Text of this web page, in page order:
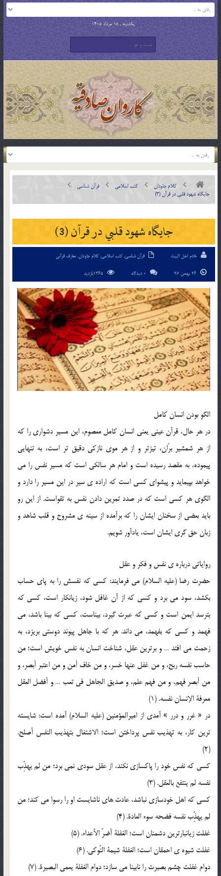
یکشنبه , 18 مرداد 1405
کلام جاودان کتب اسلامی
قرآن شناسی
جايگاه شهود قلبي در قرآن (3)
جايگاه شهود قلبي در قرآن (3)
خادم اهل البیت قرآن شناسی,کتب اسلامی,کلام جاودان, معارف قرآنی
0 دیدگاه
الگو بودن انسان کامل
در هر حال، قرآن عيني يعني انسان کامل معصوم، اين مسير دشواري را که
از هر شمشير برّان، تيزتر و از هر موي نازکي دقيق تر است، به تنهايي
پيموده، به مقصد رسيده است و امام هر سالکي است که مسير نفس را مي
خواهد بپيمايد و پيشواي کسي است که اراده ي سير در اين مسير را دارد و
الگوي هر کسي است که در صدد تمرين دادن نفس به تقواست. از اين رو
بايد بعضي از سخنان ايشان را که برآمده از سينه ي مشروح و قلب شاهد و
زبان حق گري ايشان است، يادآور شويم.
رواياتي درباره ي نفس و فکر و عقل
حضرت رضا (عليه السلام) مي فرمايند: کسي که نفسش را به پاي حساب
بکشد، سود مي برد و کسي که از آن غافل شود، زيانکار است، کسي که
بترسد ايمن است و کسي که عبرت گيرد، بيناست، کسي که بينا باشد، مي
فهمد و کسي که بفهمد، مي داند. هر که با جاهل پيوند دوستي بريزد، به
زحمت مي افتد … و برترين عقل، شناخت انسان به نفس خويش است؛ من
حاسب نفسه ربح، و من غفل عنها خسر، و من خاف أمن و من اعتبر أبصر، و
من أبصر فهم، و من فهم علم، و صديق الجاهل في تعب … و أفضل العقل
معرفة الإنسان نفسه. (1)
در « غرر و درر » آمدي از اميرالمؤمنين (عليه السلام) آمده است: شايسته
ترين کار، به تهذيب نفس پرداختن است؛ الاشتغال بتهذيب النفس أصلح.
(2)
کسي که نفس خود را پاکسازي نکند، از عقل سودي نمي برد؛ من لم يهذِّب
نفسه لم ينتفع بالعقل. (3)
کسي که اهل خودسازي نباشد، عادت هاي ناشايست او را رسوا مي کند؛ من
لم يهذِّب نفسه فضحه سوء العادة. (4)
غفلت زيانبارترين دشمنان است؛ الغفلة أضرّ الأعداء. (5)
غفلت شيوه ي احمقان است؛ الغفلة شيمة النّوکي. (6)
دوام غفلت چشم بصيرت را نابينا مي سازد؛ دوام الغفلة يعمي البصيرة. (7)